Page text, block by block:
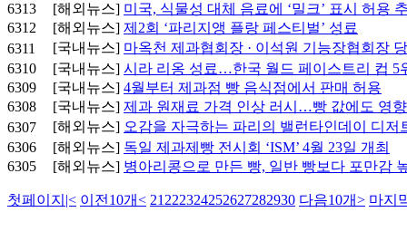
6313
[해외뉴스] 미국, 식물성 대체 음료에 ‘밀크’ 표시 허용
6312
[해외뉴스] 제2회 ‘파리지앵 플랑 페스티벌’ 성료
6311
[국내뉴스] 마옥천 제과협회장 · 이석원 기능장협회장
6310
[국내뉴스] 시라 리옹 성료…한국 월드 페이스트리 컵 5
6309
[국내뉴스] 4월부터 제과점 빵 음식점에서 판매 허용
6308
[국내뉴스] 제과 원재료 가격 인상 러시…빵 값에도 영향
6307
[해외뉴스] 오감을 자극하는 파리의 밸런타인데이 디저
6306
[해외뉴스] 독일 제과제빵 전시회 ‘ISM’ 4월 23일 개최
6305
[해외뉴스] 병아리콩으로 만든 빵, 일반 빵보다 포만감
첫페이지 |< 이전10개< 21 222324252627282930 다음10개> 마지